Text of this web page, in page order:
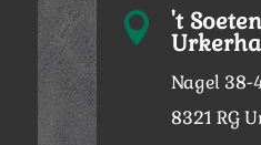
 't
Nagel 38-
8321 RG